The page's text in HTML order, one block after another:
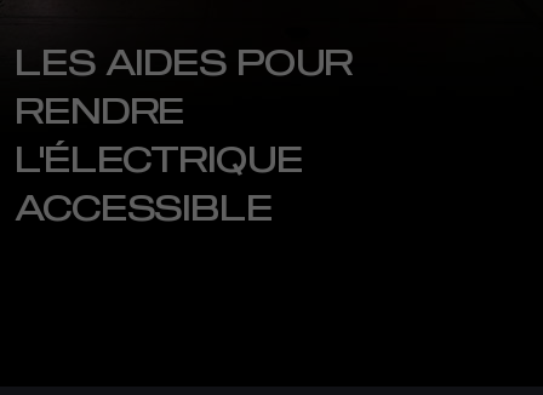
LES AIDES POUR
RENDRE
L'ÉLECTRIQUE
ACCESSIBLE